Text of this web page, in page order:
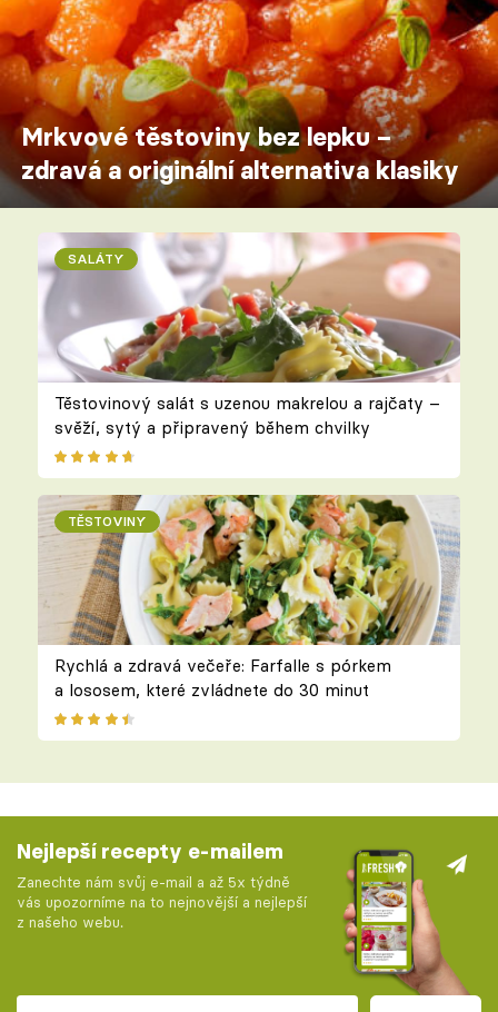
Mrkvové těstoviny bez lepku –
zdravá a originální alternativa klasiky
SALÁTY
Těstovinový salát s uzenou makrelou a rajčaty –
svěží, sytý a připravený během chvilky
TĚSTOVINY
Rychlá a zdravá večeře: Farfalle s pórkem
a lososem, které zvládnete do 30 minut
Nejlepší recepty e-mailem
Zanechte nám svůj e-mail a až 5x týdně
vás upozorníme na to nejnovější a nejlepší
z našeho webu.